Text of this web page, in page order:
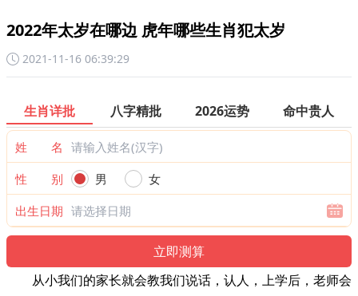
2022年太岁在哪边 虎年哪些生肖犯太岁
2021-11-16 06:39:29
生肖详批 八字精批 2026运势 命中贵人
姓 名
性 别
男
女
出生日期
从小我们的家长就会教我们说话，认人，上学后，老师会